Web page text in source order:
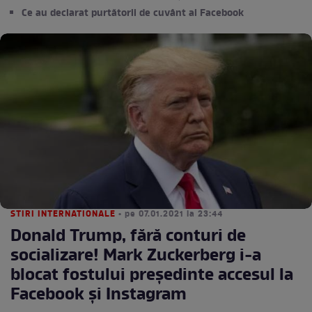
Ce au declarat purtătorii de cuvânt ai Facebook
STIRI INTERNATIONALE • pe 07.01.2021 la 23:44
Donald Trump, fără conturi de
socializare! Mark Zuckerberg i-a
blocat fostului președinte accesul la
Facebook și Instagram